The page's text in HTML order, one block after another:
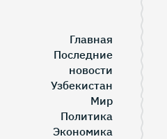
Главная
Последние
новости
Узбекистан
Мир
Политика
Экономика